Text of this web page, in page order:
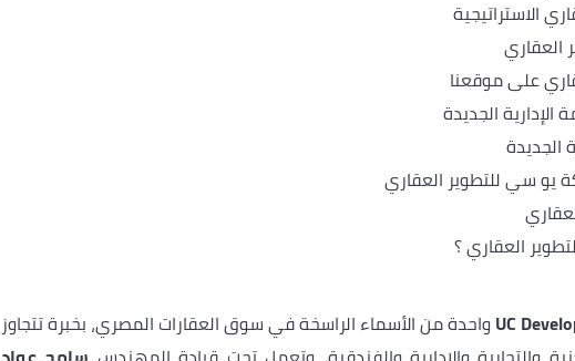
الاستراتيجية
العقاري
على موقعنا
الجديدة
يو سي للتطوير العقاري
العقاري ؟
UC واحدة من الأسماء الراسخة في سوق العقارات المصري، بخبرة تتجاوز